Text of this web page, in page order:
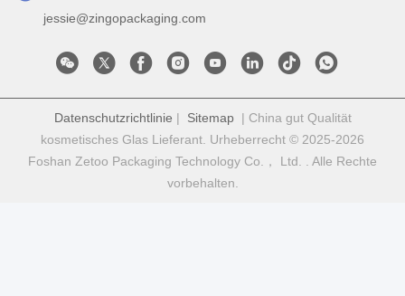
jessie@zingopackaging.com
Datenschutzrichtlinie | Sitemap| China gut Qualität
kosmetisches Glas Lieferant. Urheberrecht © 2025-2026
Foshan Zetoo Packaging Technology Co.， Ltd. . Alle Rechte
vorbehalten.